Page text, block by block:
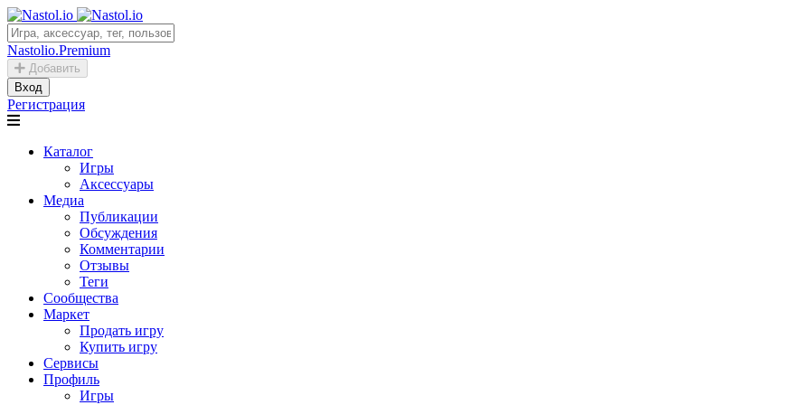
Nastolio.Premium
Добавить
Вход
Регистрация
Каталог
Игры
Аксессуары
Медиа
Публикации
Обсуждения
Комментарии
Отзывы
Теги
Сообщества
Маркет
Продать игру
Купить игру
Сервисы
Профиль
Игры